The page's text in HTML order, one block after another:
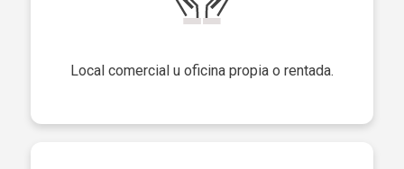
Local comercial u oficina propia o rentada.